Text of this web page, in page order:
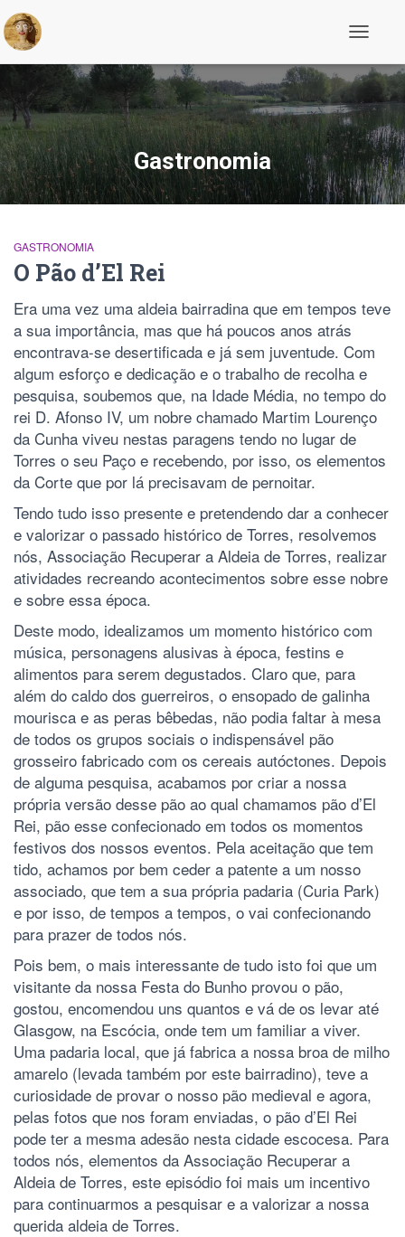
Gastronomia
GASTRONOMIA
O Pão d’El Rei
Era uma vez uma aldeia bairradina que em tempos teve
a sua importância, mas que há poucos anos atrás
encontrava-se desertificada e já sem juventude. Com
algum esforço e dedicação e o trabalho de recolha e
pesquisa, soubemos que, na Idade Média, no tempo do
rei D. Afonso IV, um nobre chamado Martim Lourenço
da Cunha viveu nestas paragens tendo no lugar de
Torres o seu Paço e recebendo, por isso, os elementos
da Corte que por lá precisavam de pernoitar.
Tendo tudo isso presente e pretendendo dar a conhecer
e valorizar o passado histórico de Torres, resolvemos
nós, Associação Recuperar a Aldeia de Torres, realizar
atividades recreando acontecimentos sobre esse nobre
e sobre essa época.
Deste modo, idealizamos um momento histórico com
música, personagens alusivas à época, festins e
alimentos para serem degustados. Claro que, para
além do caldo dos guerreiros, o ensopado de galinha
mourisca e as peras bêbedas, não podia faltar à mesa
de todos os grupos sociais o indispensável pão
grosseiro fabricado com os cereais autóctones. Depois
de alguma pesquisa, acabamos por criar a nossa
própria versão desse pão ao qual chamamos pão d’El
Rei, pão esse confecionado em todos os momentos
festivos dos nossos eventos. Pela aceitação que tem
tido, achamos por bem ceder a patente a um nosso
associado, que tem a sua própria padaria (Curia Park)
e por isso, de tempos a tempos, o vai confecionando
para prazer de todos nós.
Pois bem, o mais interessante de tudo isto foi que um
visitante da nossa Festa do Bunho provou o pão,
gostou, encomendou uns quantos e vá de os levar até
Glasgow, na Escócia, onde tem um familiar a viver.
Uma padaria local, que já fabrica a nossa broa de milho
amarelo (levada também por este bairradino), teve a
curiosidade de provar o nosso pão medieval e agora,
pelas fotos que nos foram enviadas, o pão d’El Rei
pode ter a mesma adesão nesta cidade escocesa. Para
todos nós, elementos da Associação Recuperar a
Aldeia de Torres, este episódio foi mais um incentivo
para continuarmos a pesquisar e a valorizar a nossa
querida aldeia de Torres.